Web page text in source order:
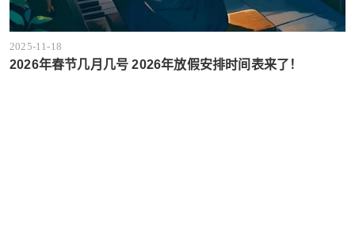
2025-11-18
2026年春节几月几号 2026年放假安排时间表来了！